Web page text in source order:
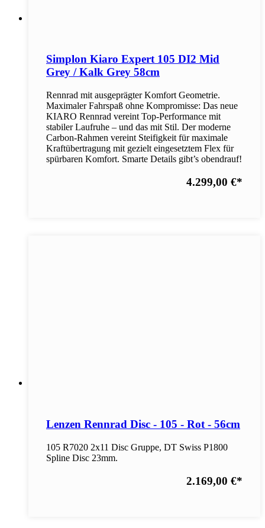
Simplon Kiaro Expert 105 DI2 Mid
Grey / Kalk Grey 58cm
Rennrad mit ausgeprägter Komfort Geometrie.
Maximaler Fahrspaß ohne Kompromisse: Das neue
KIARO Rennrad vereint Top-Performance mit
stabiler Laufruhe – und das mit Stil. Der moderne
Carbon-Rahmen vereint Steifigkeit für maximale
Kraftübertragung mit gezielt eingesetztem Flex für
spürbaren Komfort. Smarte Details gibt’s obendrauf!
4.299,00 €*
Lenzen Rennrad Disc - 105 - Rot - 56cm
105 R7020 2x11 Disc Gruppe, DT Swiss P1800
Spline Disc 23mm.
2.169,00 €*